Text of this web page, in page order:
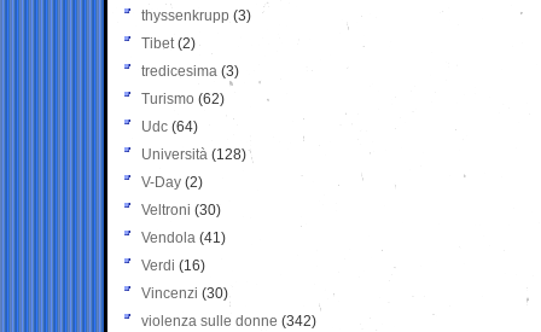
thyssenkrupp (3)
Tibet(2)
tredicesima (3)
Turismo (62)
Udc (64)
Università (128)
V-Day (2)
Veltroni (30)
Vendola (41)
Verdi (16)
Vincenzi (30)
violenza sulle donne (342)